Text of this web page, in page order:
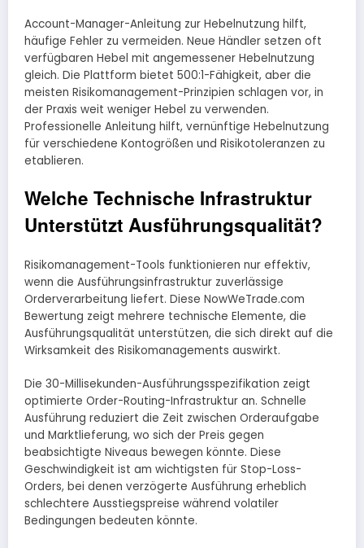
Account-Manager-Anleitung zur Hebelnutzung hilft,
häufige Fehler zu vermeiden. Neue Händler setzen oft
verfügbaren Hebel mit angemessener Hebelnutzung
gleich. Die Plattform bietet 500:1-Fähigkeit, aber die
meisten Risikomanagement-Prinzipien schlagen vor, in
der Praxis weit weniger Hebel zu verwenden.
Professionelle Anleitung hilft, vernünftige Hebelnutzung
für verschiedene Kontogrößen und Risikotoleranzen zu
etablieren.
Welche Technische Infrastruktur
Unterstützt Ausführungsqualität?
Risikomanagement-Tools funktionieren nur effektiv,
wenn die Ausführungsinfrastruktur zuverlässige
Orderverarbeitung liefert. Diese NowWeTrade.com
Bewertung zeigt mehrere technische Elemente, die
Ausführungsqualität unterstützen, die sich direkt auf die
Wirksamkeit des Risikomanagements auswirkt.
Die 30-Millisekunden-Ausführungsspezifikation zeigt
optimierte Order-Routing-Infrastruktur an. Schnelle
Ausführung reduziert die Zeit zwischen Orderaufgabe
und Marktlieferung, wo sich der Preis gegen
beabsichtigte Niveaus bewegen könnte. Diese
Geschwindigkeit ist am wichtigsten für Stop-Loss-
Orders, bei denen verzögerte Ausführung erheblich
schlechtere Ausstiegspreise während volatiler
Bedingungen bedeuten könnte.